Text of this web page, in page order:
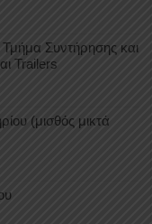
Συντήρησης και
Trailers
(μισθός μικτά